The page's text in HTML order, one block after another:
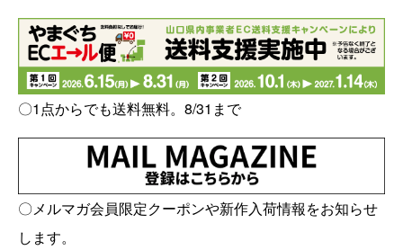
〇1点からでも送料無料。8/31まで
〇メルマガ会員限定クーポンや新作入荷情報をお知らせ
します。